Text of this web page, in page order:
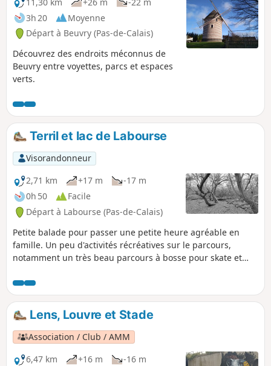
3h 20
Moyenne
Départ à Beuvry (Pas-de-Calais)
Découvrez des endroits méconnus de
Beuvry entre voyettes, parcs et espaces
verts.
Terril et lac de Labourse
Visorandonneur
2,71 km
+17 m
-17 m
0h 50
Facile
Départ à Labourse (Pas-de-Calais)
Petite balade pour passer une petite heure agréable en
famille. Un peu d'activités récréatives sur le parcours,
notamment un très beau parcours à bosse pour skate et
dénivelés et une prise de hauteur qui permet d'admirer le
paysage et notamment le petit lac au pied du terril.
Lens, Louvre et Stade
Association / Club / AMM
6,47 km
+16 m
-16 m